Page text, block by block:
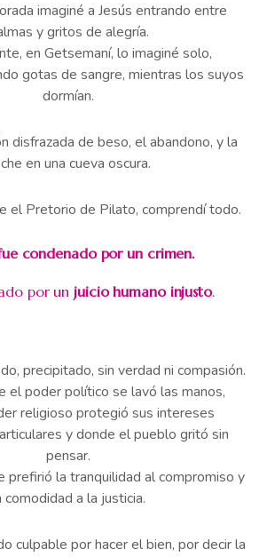
imaginé a Jesús entrando entre
y gritos de alegría.
en Getsemaní, lo imaginé solo,
gotas de sangre, mientras los suyos
dormían.
disfrazada de beso, el abandono, y la
en una cueva oscura.
el Pretorio de Pilato, comprendí todo.
condenado por un crimen.
por unjuicio humano injusto.
precipitado, sin verdad ni compasión.
el poder político se lavó las manos,
religioso protegió sus intereses
y donde el pueblo gritó sin
pensar.
prefirió la tranquilidad al compromiso y
comodidad a la justicia.
culpable por hacer el bien, por decir la